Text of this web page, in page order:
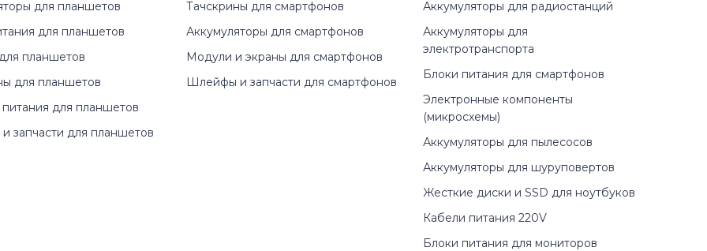
для планшетов
для планшетов
планшетов
для планшетов
для планшетов
запчасти для планшетов
Тачскрины для смартфонов
Аккумуляторы для смартфонов
Модули и экраны для смартфонов
Шлейфы и запчасти для смартфонов
Аккумуляторы для радиостанций
Аккумуляторы для
электротранспорта
Блоки питания для смартфонов
Электронные компоненты
(микросхемы)
Аккумуляторы для пылесосов
Аккумуляторы для шуруповертов
Жесткие диски и SSD для ноутбуков
Кабели питания 220V
Блоки питания для мониторов